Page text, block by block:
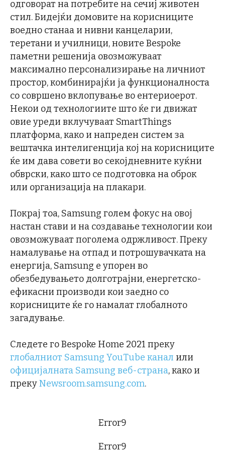
одговорат на потребите на сечиј животен
стил. Бидејќи домовите на корисниците
воедно станаа и нивни канцеларии,
теретани и училници, новите Bespoke
паметни решенија овозможуваат
максимално персонализирање на личниот
простор, комбинирајќи ја функционалноста
со совршено вклопување во ентериоерот.
Некои од технологиите што ќе ги движат
овие уреди вклучуваат SmartThings
платформа, како и напреден систем за
вештачка интелигенција кој на корисниците
ќе им дава совети во секојдневните куќни
обврски, како што се подготовка на оброк
или организација на плакари.
Покрај тоа, Samsung голем фокус на овој
настан стави и на создавање технологии кои
овозможуваат поголема одржливост. Преку
намалување на отпад и потрошувачката на
енергија, Samsung е упорен во
обезбедувањето долготрајни, енергетско-
ефикасни производи кои заедно со
корисниците ќе го намалат глобалното
загадување.
Следете го Bespoke Home 2021 преку
глобалниот Samsung YouTube канал или
официјалната Samsung веб-страна, како и
прекуNewsroom.samsung.com.
Error9
Error9